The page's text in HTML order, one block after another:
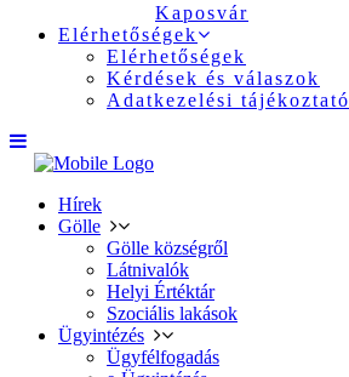
Kaposvár
Elérhetőségek
Elérhetőségek
Kérdések és válaszok
Adatkezelési tájékoztató
Hírek
Gölle
Gölle községről
Látnivalók
Helyi Értéktár
Szociális lakások
Ügyintézés
Ügyfélfogadás